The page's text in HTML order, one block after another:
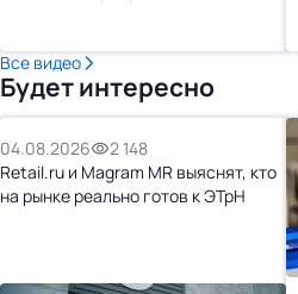
Все видео
Будет интересно
04.08.2026
2 148
Retail.ru и Magram MR выяснят, кто
на рынке реально готов к ЭТрН